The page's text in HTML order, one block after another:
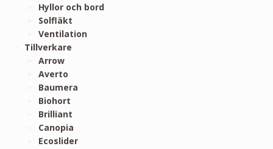
Hyllor och bord
Solfläkt
Ventilation
Tillverkare
Arrow
Averto
Baumera
Biohort
Brilliant
Canopia
Ecoslider